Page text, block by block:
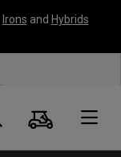
Irons and Hybrids
Panier